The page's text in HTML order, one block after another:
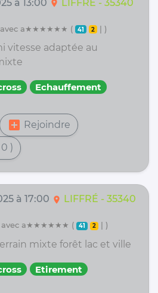
à 13:00 location_on LIFFRÉ - 35340
avec a★★★★★★ ( 41 2 | )
vitesse adaptée au
Echauffement
add_box Rejoindre
)
à 17:00 location_on LIFFRÉ - 35340
avec a★★★★★★ ( 41 2 | )
mixte forêt lac et ville
Etirement